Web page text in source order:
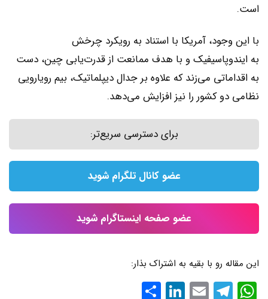
است.
با این وجود، آمریکا با استناد به رویکرد چرخش
به ایندوپاسیفیک و با هدف ممانعت از قدرت‌یابی چین، دست
به اقداماتی می‌زند که علاوه بر جدال دیپلماتیک، بیم رویارویی
نظامی دو کشور را نیز افزایش می‌دهد.
برای دسترسی سریع‌تر:
عضو کانال تلگرام شوید
عضو صفحه اینستاگرام شوید
این مقاله رو با بقیه به اشتراک بذار:
WhatsApp
Telegram
Email
LinkedIn